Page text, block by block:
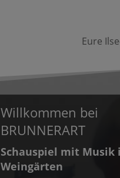
Eure
Willkommen bei
BRUNNERART
Schauspiel mit Musik
Weingärten